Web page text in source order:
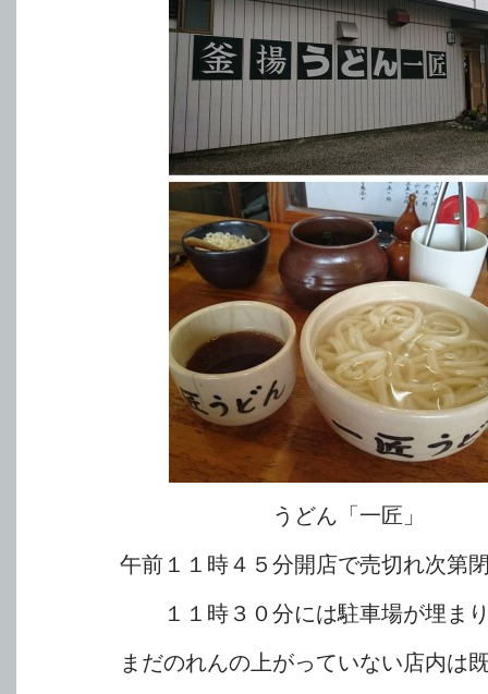
うどん「一匠」
午前１１時４５分開店で売切れ次第
１１時３０分には駐車場が埋ま
まだのれんの上がっていない店内は